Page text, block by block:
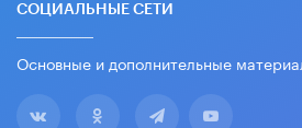
СОЦИАЛЬНЫЕ СЕТИ
Основные и дополнительные